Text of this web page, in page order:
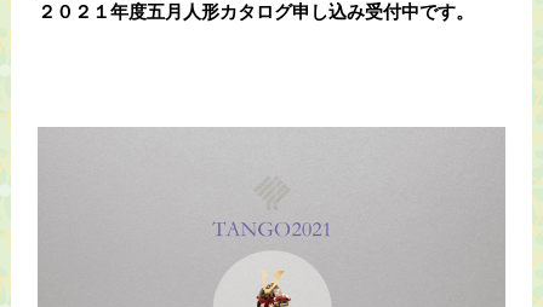
２０２１年度五月人形カタログ申し込み受付中です。